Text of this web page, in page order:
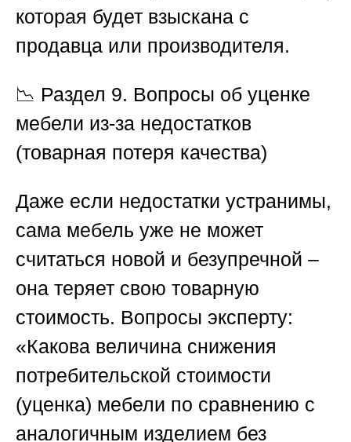
которая будет взыскана с
продавца или производителя.
📉 Раздел 9. Вопросы об уценке
мебели из-за недостатков
(товарная потеря качества)
Даже если недостатки устранимы,
сама мебель уже не может
считаться новой и безупречной –
она теряет свою товарную
стоимость. Вопросы эксперту:
«Какова величина снижения
потребительской стоимости
(уценка) мебели по сравнению с
аналогичным изделием без